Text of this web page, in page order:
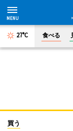
27°C 食べる
買う